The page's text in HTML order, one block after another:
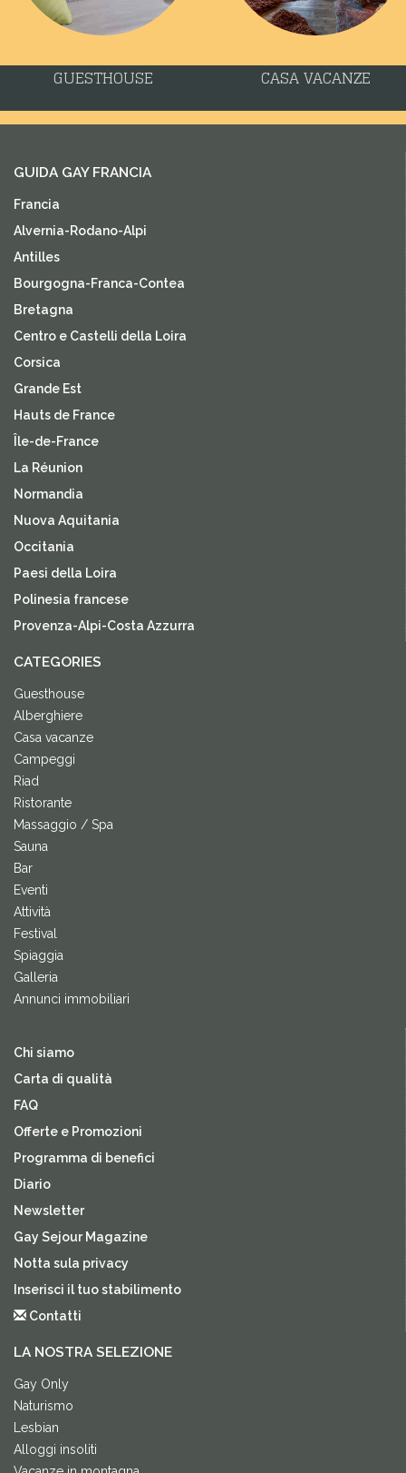
GUESTHOUSE CASA VACANZE
GUIDA GAY FRANCIA
Francia
Alvernia-Rodano-Alpi
Antilles
Bourgogna-Franca-Contea
Bretagna
Centro e Castelli della Loira
Corsica
Grande Est
Hauts de France
Île-de-France
La Réunion
Normandia
Nuova Aquitania
Occitania
Paesi della Loira
Polinesia francese
Provenza-Alpi-Costa Azzurra
CATEGORIES
Guesthouse
Alberghiere
Casa vacanze
Campeggi
Riad
Ristorante
Massaggio / Spa
Sauna
Bar
Eventi
Attività
Festival
Spiaggia
Galleria
Annunci immobiliari
Chi siamo
Carta di qualità
FAQ
Offerte e Promozioni
Programma di benefici
Diario
Newsletter
Gay Sejour Magazine
Notta sula privacy
Inserisci il tuo stabilimento
Contatti
LA NOSTRA SELEZIONE
Gay Only
Naturismo
Lesbian
Alloggi insoliti